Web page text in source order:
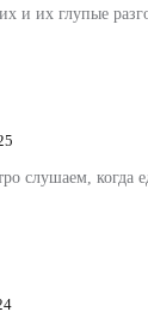
и их глупые
слушаем, когда